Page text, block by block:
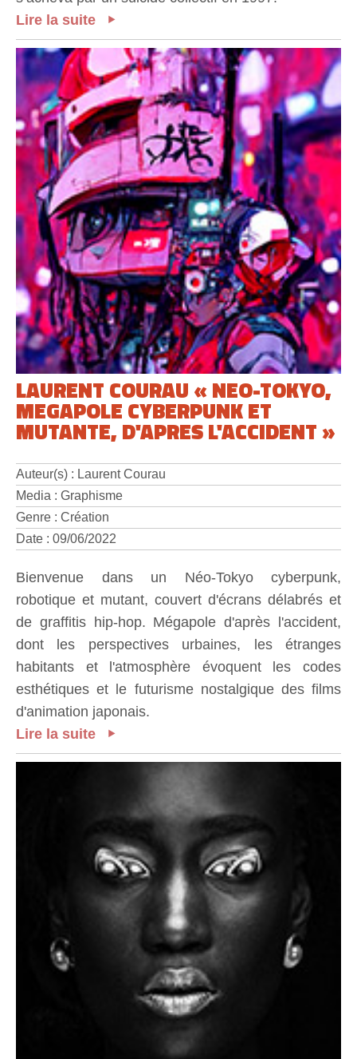
Lire la suite
LAURENT COURAU « NEO-TOKYO,
MEGAPOLE CYBERPUNK ET
MUTANTE, D'APRES L'ACCIDENT »
Auteur(s) : Laurent Courau
Media : Graphisme
Genre : Création
Date : 09/06/2022
Bienvenue dans un Néo-Tokyo cyberpunk,
robotique et mutant, couvert d'écrans délabrés et
de graffitis hip-hop. Mégapole d'après l'accident,
dont les perspectives urbaines, les étranges
habitants et l'atmosphère évoquent les codes
esthétiques et le futurisme nostalgique des films
d'animation japonais.
Lire la suite